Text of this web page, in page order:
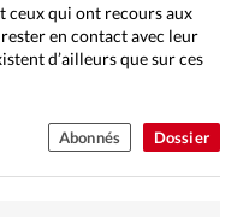
Dossier
ceux qui ont recours aux
en contact avec leur
d’ailleurs que sur ces
Abonnés